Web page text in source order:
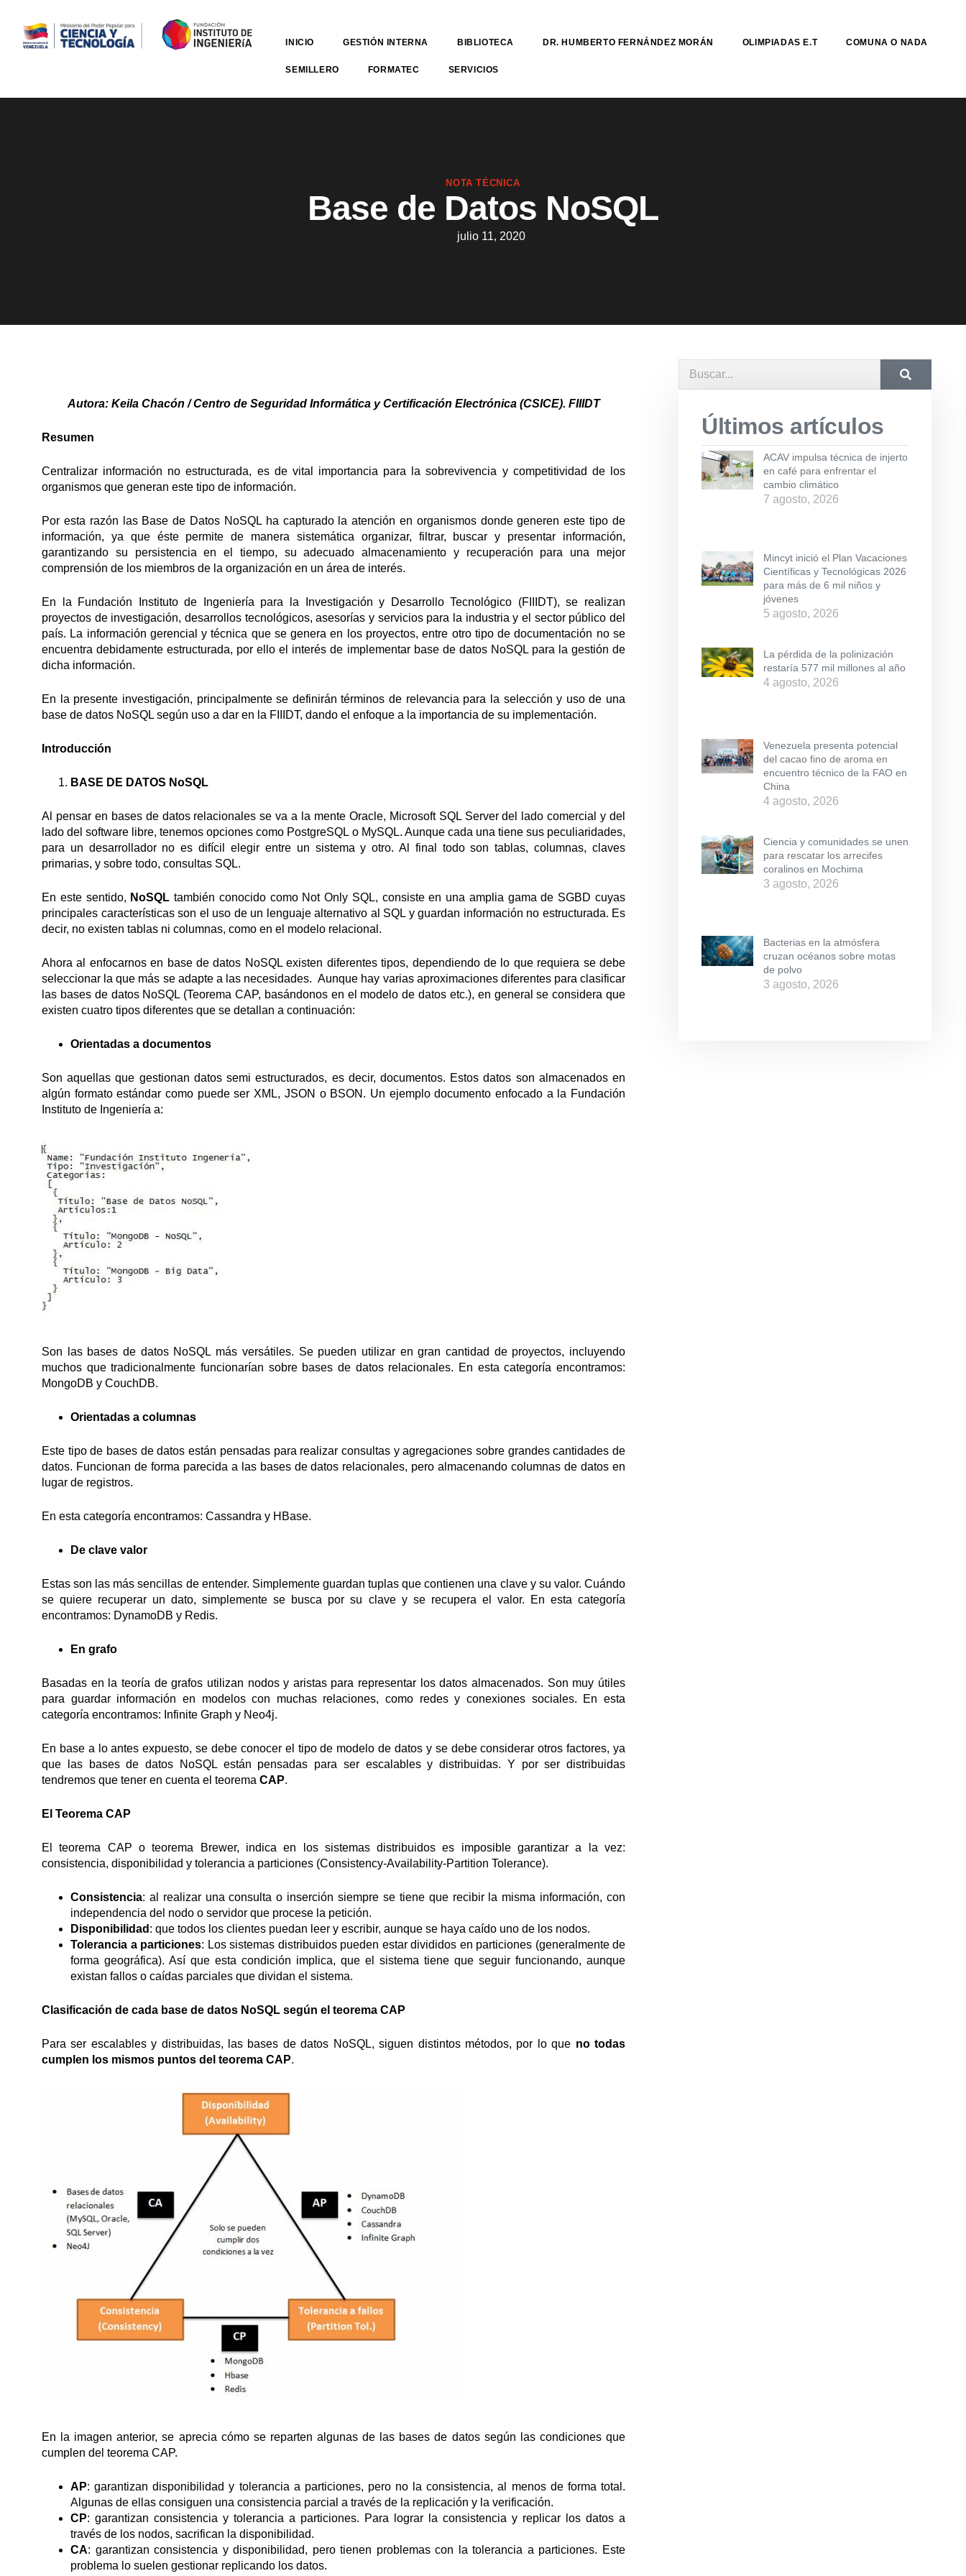
INICIO GESTIÓN INTERNA BIBLIOTECA DR. HUMBERTO FERNÁNDEZ MORÁN OLIMPIADAS E.T COMUNA O NADA
SEMILLERO FORMATEC SERVICIOS
NOTA TÉCNICA
Base de Datos NoSQL
julio 11, 2020
Autora: Keila Chacón / Centro de Seguridad Informática y Certificación Electrónica (CSICE). FIIIDT
Resumen
Centralizar información no estructurada, es de vital importancia para la sobrevivencia y competitividad de los
organismos que generan este tipo de información.
Por esta razón las Base de Datos NoSQL ha capturado la atención en organismos donde generen este tipo de
información, ya que éste permite de manera sistemática organizar, filtrar, buscar y presentar información,
garantizando su persistencia en el tiempo, su adecuado almacenamiento y recuperación para una mejor
comprensión de los miembros de la organización en un área de interés.
En la Fundación Instituto de Ingeniería para la Investigación y Desarrollo Tecnológico (FIIIDT), se realizan
proyectos de investigación, desarrollos tecnológicos, asesorías y servicios para la industria y el sector público del
país. La información gerencial y técnica que se genera en los proyectos, entre otro tipo de documentación no se
encuentra debidamente estructurada, por ello el interés de implementar base de datos NoSQL para la gestión de
dicha información.
En la presente investigación, principalmente se definirán términos de relevancia para la selección y uso de una
base de datos NoSQL según uso a dar en la FIIIDT, dando el enfoque a la importancia de su implementación.
Introducción
BASE DE DATOS NoSQL
Al pensar en bases de datos relacionales se va a la mente Oracle, Microsoft SQL Server del lado comercial y del
lado del software libre, tenemos opciones como PostgreSQL o MySQL. Aunque cada una tiene sus peculiaridades,
para un desarrollador no es difícil elegir entre un sistema y otro. Al final todo son tablas, columnas, claves
primarias, y sobre todo, consultas SQL.
En este sentido, NoSQL también conocido como Not Only SQL, consiste en una amplia gama de SGBD cuyas
principales características son el uso de un lenguaje alternativo al SQL y guardan información no estructurada. Es
decir, no existen tablas ni columnas, como en el modelo relacional.
Ahora al enfocarnos en base de datos NoSQL existen diferentes tipos, dependiendo de lo que requiera se debe
seleccionar la que más se adapte a las necesidades. Aunque hay varias aproximaciones diferentes para clasificar
las bases de datos NoSQL (Teorema CAP, basándonos en el modelo de datos etc.), en general se considera que
existen cuatro tipos diferentes que se detallan a continuación:
Orientadas a documentos
Son aquellas que gestionan datos semi estructurados, es decir, documentos. Estos datos son almacenados en
algún formato estándar como puede ser XML, JSON o BSON. Un ejemplo documento enfocado a la Fundación
Instituto de Ingeniería a:
Son las bases de datos NoSQL más versátiles. Se pueden utilizar en gran cantidad de proyectos, incluyendo
muchos que tradicionalmente funcionarían sobre bases de datos relacionales. En esta categoría encontramos:
MongoDB y CouchDB.
Orientadas a columnas
Este tipo de bases de datos están pensadas para realizar consultas y agregaciones sobre grandes cantidades de
datos. Funcionan de forma parecida a las bases de datos relacionales, pero almacenando columnas de datos en
lugar de registros.
En esta categoría encontramos: Cassandra y HBase.
De clave valor
Estas son las más sencillas de entender. Simplemente guardan tuplas que contienen una clave y su valor. Cuándo
se quiere recuperar un dato, simplemente se busca por su clave y se recupera el valor. En esta categoría
encontramos: DynamoDB y Redis.
En grafo
Basadas en la teoría de grafos utilizan nodos y aristas para representar los datos almacenados. Son muy útiles
para guardar información en modelos con muchas relaciones, como redes y conexiones sociales. En esta
categoría encontramos: Infinite Graph y Neo4j.
En base a lo antes expuesto, se debe conocer el tipo de modelo de datos y se debe considerar otros factores, ya
que las bases de datos NoSQL están pensadas para ser escalables y distribuidas. Y por ser distribuidas
tendremos que tener en cuenta el teorema CAP.
El Teorema CAP
El teorema CAP o teorema Brewer, indica en los sistemas distribuidos es imposible garantizar a la vez:
consistencia, disponibilidad y tolerancia a particiones (Consistency-Availability-Partition Tolerance).
Consistencia: al realizar una consulta o inserción siempre se tiene que recibir la misma información, con
independencia del nodo o servidor que procese la petición.
Disponibilidad : que todos los clientes puedan leer y escribir, aunque se haya caído uno de los nodos.
Tolerancia a particiones: Los sistemas distribuidos pueden estar divididos en particiones (generalmente de
forma geográfica). Así que esta condición implica, que el sistema tiene que seguir funcionando, aunque
existan fallos o caídas parciales que dividan el sistema.
Clasificación de cada base de datos NoSQL según el teorema CAP
Para ser escalables y distribuidas, las bases de datos NoSQL, siguen distintos métodos, por lo que no todas
cumplen los mismos puntos del teorema CAP.
En la imagen anterior, se aprecia cómo se reparten algunas de las bases de datos según las condiciones que
cumplen del teorema CAP.
AP: garantizan disponibilidad y tolerancia a particiones, pero no la consistencia, al menos de forma total.
Algunas de ellas consiguen una consistencia parcial a través de la replicación y la verificación.
CP: garantizan consistencia y tolerancia a particiones. Para lograr la consistencia y replicar los datos a
través de los nodos, sacrifican la disponibilidad.
CA: garantizan consistencia y disponibilidad, pero tienen problemas con la tolerancia a particiones. Este
problema lo suelen gestionar replicando los datos.
Últimos artículos
ACAV impulsa técnica de injerto
en café para enfrentar el
cambio climático
7 agosto, 2026
Mincyt inició el Plan Vacaciones
Científicas y Tecnológicas 2026
para más de 6 mil niños y
jóvenes
5 agosto, 2026
La pérdida de la polinización
restaría 577 mil millones al año
4 agosto, 2026
Venezuela presenta potencial
del cacao fino de aroma en
encuentro técnico de la FAO en
China
4 agosto, 2026
Ciencia y comunidades se unen
para rescatar los arrecifes
coralinos en Mochima
3 agosto, 2026
Bacterias en la atmósfera
cruzan océanos sobre motas
de polvo
3 agosto, 2026